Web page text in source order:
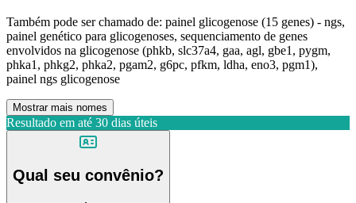
Também pode ser chamado de: painel glicogenose (15 genes) - ngs,
painel genético para glicogenoses, sequenciamento de genes
envolvidos na glicogenose (phkb, slc37a4, gaa, agl, gbe1, pygm,
phka1, phkg2, phka2, pgam2, g6pc, pfkm, ldha, eno3, pgm1),
painel ngs glicogenose
Mostrar mais nomes
Resultado em até 30 dias úteis
Qual seu convênio?